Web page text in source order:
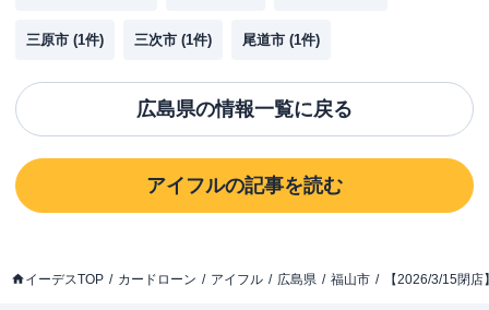
三原市 (1件) 三次市 (1件) 尾道市 (1件)
広島県の情報一覧に戻る
アイフルの記事を読む
イーデスTOP カードローン アイフル 広島県 福山市 【2026/3/15閉